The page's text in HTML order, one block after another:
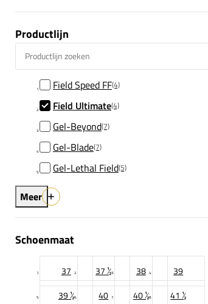
Productlijn
Field Speed FF(4)
Field Ultimate(4)
Gel-Beyond(7)
Gel-Blade(7)
Gel-Lethal Field(5)
Meer
Schoenmaat
37 37 ½ 38
39
39 ½
40 40 ½
41 ½